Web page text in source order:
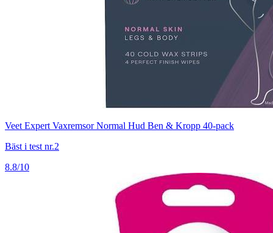
Veet Expert Vaxremsor Normal Hud Ben & Kropp 40-pack
Bäst i test nr.2
8.8/10